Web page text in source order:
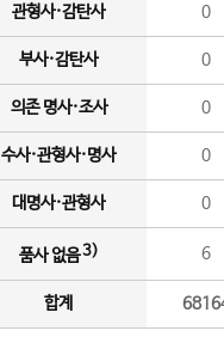
관형사·감탄사 0
부사·감탄사 0
의존 명사·조사 0
수사·관형사·명사 0
대명사·관형사 0
품사 없음3) 6
합계